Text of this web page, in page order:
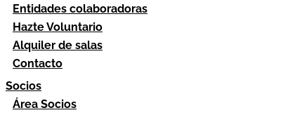
Entidades colaboradoras
Hazte Voluntario
Alquiler de salas
Contacto
Socios
Área Socios